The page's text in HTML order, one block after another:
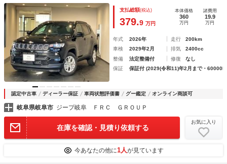
ザー 純正アルミホイール ＬＥＤヘッドライト ＬＥＤフォ
グランプ
支払総額(税込)
379.9 万円
本体価格
360
万円
諸費用
19.9
万円
年式 2026年 走行
200km
車検
2029年2月 排気
2400cc
整備
法定整備付 修復
なし
保証
保証付 (2029(令和11)年2月まで・
認定中古車 ディーラー保証 車両状態評価書 グー鑑定 オンライン商談可
岐阜県岐阜市 ジープ岐阜 ＦＲＣ ＧＲＯＵＰ
在庫を確認・見積り依頼する
お気に入り
今あなたの他に1人が見ています